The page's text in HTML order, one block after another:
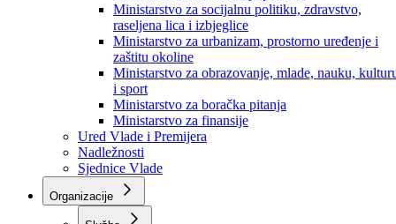
Ministarstvo za privredu
Ministarstvo za pravosuđe, upravu i radne odnose
Ministarstvo za unutrašnje poslove
Ministarstvo za socijalnu politiku, zdravstvo,
raseljena lica i izbjeglice
Ministarstvo za urbanizam, prostorno uređenje i
zaštitu okoline
Ministarstvo za obrazovanje, mlade, nauku,
i sport
Ministarstvo za boračka pitanja
Ministarstvo za finansije
Ured Vlade i Premijera
Nadležnosti
Sjednice Vlade